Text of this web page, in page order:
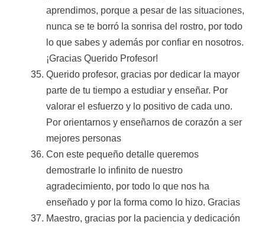
aprendimos, porque a pesar de las situaciones,
nunca se te borró la sonrisa del rostro, por todo
lo que sabes y además por confiar en nosotros.
¡Gracias Querido Profesor!
Querido profesor, gracias por dedicar la mayor
parte de tu tiempo a estudiar y enseñar. Por
valorar el esfuerzo y lo positivo de cada uno.
Por orientarnos y enseñarnos de corazón a ser
mejores personas
Con este pequeño detalle queremos
demostrarle lo infinito de nuestro
agradecimiento, por todo lo que nos ha
enseñado y por la forma como lo hizo. Gracias
Maestro, gracias por la paciencia y dedicación